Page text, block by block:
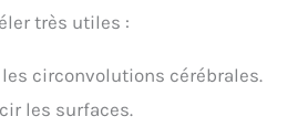
très utiles :
circonvolutions cérébrales.
les surfaces.